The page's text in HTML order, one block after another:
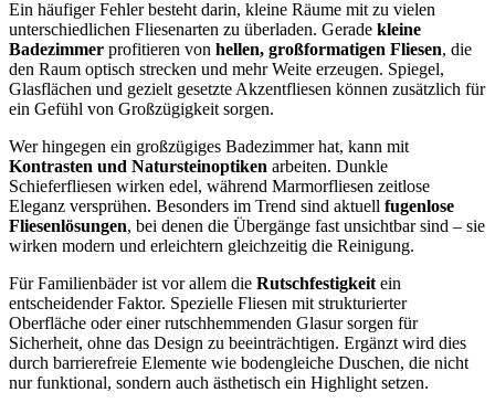
Ein häufiger Fehler besteht darin, kleine Räume mit zu vielen
unterschiedlichen Fliesenarten zu überladen. Gerade kleine
Badezimmer profitieren von hellen, großformatigen Fliesen, die
den Raum optisch strecken und mehr Weite erzeugen. Spiegel,
Glasflächen und gezielt gesetzte Akzentfliesen können zusätzlich für
ein Gefühl von Großzügigkeit sorgen.
Wer hingegen ein großzügiges Badezimmer hat, kann mit
Kontrasten und Natursteinoptiken arbeiten. Dunkle
Schieferfliesen wirken edel, während Marmorfliesen zeitlose
Eleganz versprühen. Besonders im Trend sind aktuell fugenlose
Fliesenlösungen, bei denen die Übergänge fast unsichtbar sind – sie
wirken modern und erleichtern gleichzeitig die Reinigung.
Für Familienbäder ist vor allem die Rutschfestigkeit ein
entscheidender Faktor. Spezielle Fliesen mit strukturierter
Oberfläche oder einer rutschhemmenden Glasur sorgen für
Sicherheit, ohne das Design zu beeinträchtigen. Ergänzt wird dies
durch barrierefreie Elemente wie bodengleiche Duschen, die nicht
nur funktional, sondern auch ästhetisch ein Highlight setzen.